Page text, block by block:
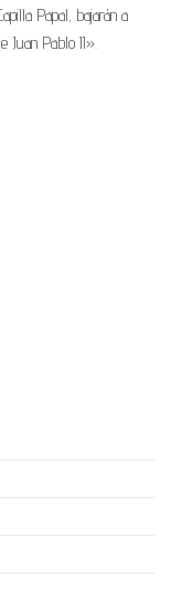
Papal, bajarán a
Juan Pablo II».